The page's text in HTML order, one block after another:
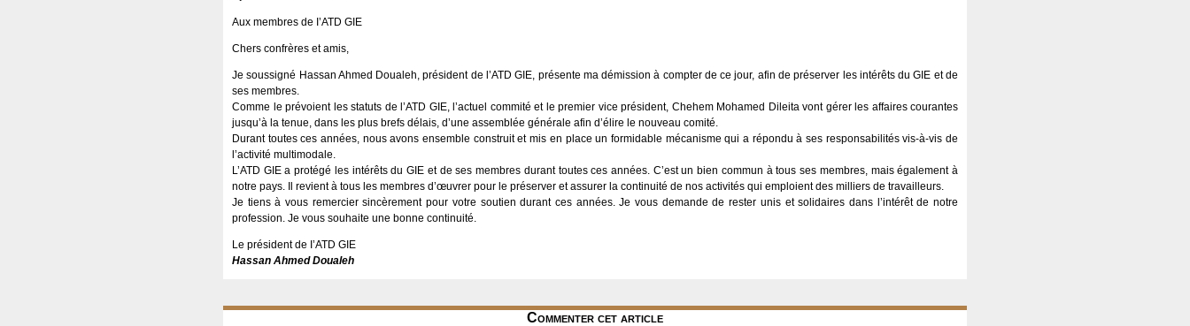
Aux membres de I’ATD GIE
Chers confrères et amis,
Je soussigné Hassan Ahmed Doualeh, président de l’ATD GIE, présente ma démission à compter de ce jour, afin de préserver les intérêts du GIE et de
ses membres.
Comme le prévoient les statuts de l’ATD GIE, l’actuel commité et le premier vice président, Chehem Mohamed Dileita vont gérer les affaires courantes
jusqu’à la tenue, dans les plus brefs délais, d’une assemblée générale afin d’élire le nouveau comité.
Durant toutes ces années, nous avons ensemble construit et mis en place un formidable mécanisme qui a répondu à ses responsabilités vis-à-vis de
l’activité multimodale.
L’ATD GIE a protégé les intérêts du GIE et de ses membres durant toutes ces années. C’est un bien commun à tous ses membres, mais également à
notre pays. Il revient à tous les membres d’œuvrer pour le préserver et assurer la continuité de nos activités qui emploient des milliers de travailleurs.
Je tiens à vous remercier sincèrement pour votre soutien durant ces années. Je vous demande de rester unis et solidaires dans l’intérêt de notre
profession. Je vous souhaite une bonne continuité.
Le président de I’ATD GIE
Hassan Ahmed Doualeh
Commenter cet article